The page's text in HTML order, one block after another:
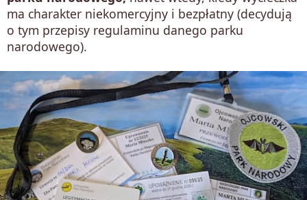
ma charakter niekomercyjny i bezpłatny (decydują
o tym przepisy regulaminu danego parku
narodowego).